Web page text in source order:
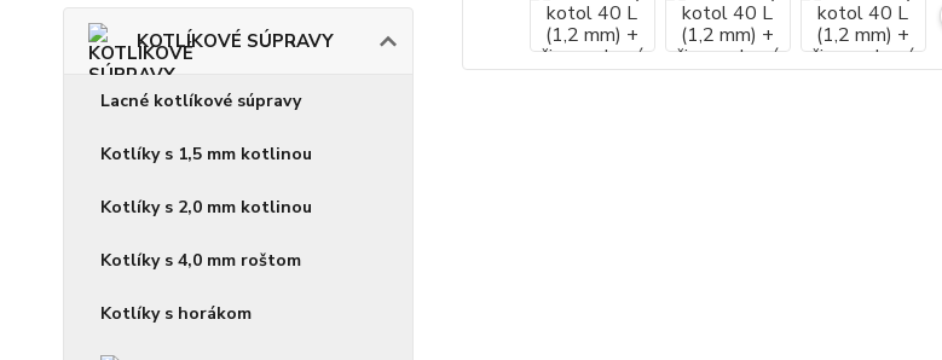
KOTLÍKOVÉ SÚPRAVY
Lacné kotlíkové súpravy
Kotlíky s 1,5 mm kotlinou
Kotlíky s 2,0 mm kotlinou
Kotlíky s 4,0 mm roštom
Kotlíky s horákom